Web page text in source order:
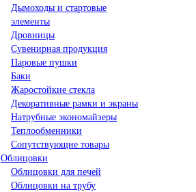
Дымоходы и стартовые
элементы
Дровницы
Сувенирная продукция
Паровые пушки
Баки
Жаростойкие стекла
Декоративные рамки и экраны
Натрубные экономайзеры
Теплообменники
Сопутствующие товары
Облицовки
Облицовки для печей
Облицовки на трубу